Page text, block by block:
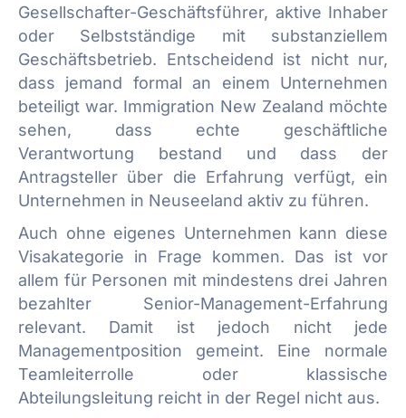
Gesellschafter-Geschäftsführer, aktive Inhaber
oder Selbstständige mit substanziellem
Geschäftsbetrieb. Entscheidend ist nicht nur,
dass jemand formal an einem Unternehmen
beteiligt war. Immigration New Zealand möchte
sehen, dass echte geschäftliche
Verantwortung bestand und dass der
Antragsteller über die Erfahrung verfügt, ein
Unternehmen in Neuseeland aktiv zu führen.
Auch ohne eigenes Unternehmen kann diese
Visakategorie in Frage kommen. Das ist vor
allem für Personen mit mindestens drei Jahren
bezahlter Senior-Management-Erfahrung
relevant. Damit ist jedoch nicht jede
Managementposition gemeint. Eine normale
Teamleiterrolle oder klassische
Abteilungsleitung reicht in der Regel nicht aus.